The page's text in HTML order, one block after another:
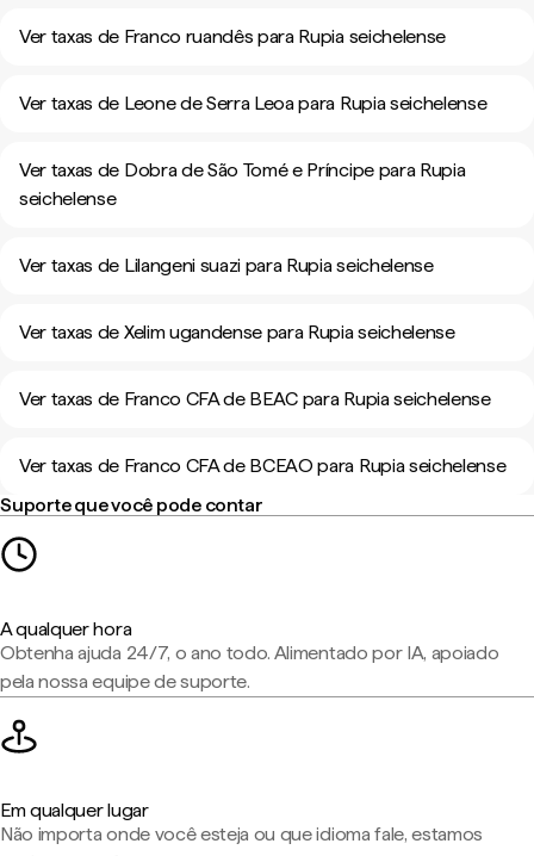
Ver taxas de Franco ruandês para Rupia seichelense
Ver taxas de Leone de Serra Leoa para Rupia seichelense
Ver taxas de Dobra de São Tomé e Príncipe para Rupia
seichelense
Ver taxas de Lilangeni suazi para Rupia seichelense
Ver taxas de Xelim ugandense para Rupia seichelense
Ver taxas de Franco CFA de BEAC para Rupia seichelense
Ver taxas de Franco CFA de BCEAO para Rupia seichelense
Suporte que você pode contar
A qualquer hora
Obtenha ajuda 24/7, o ano todo. Alimentado por IA, apoiado
pela nossa equipe de suporte.
Em qualquer lugar
Não importa onde você esteja ou que idioma fale, estamos